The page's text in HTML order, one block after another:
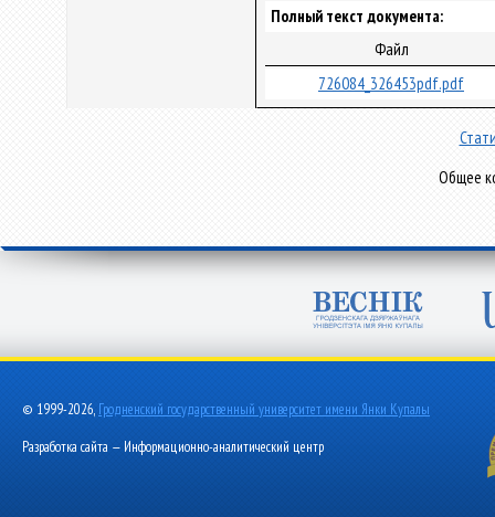
Полный текст документа:
Файл
726084_326453pdf.pdf
Общее
© 1999-2026, Гродненский государственный университет имени Янки Купалы
Разработка сайта — Информационно-аналитический центр